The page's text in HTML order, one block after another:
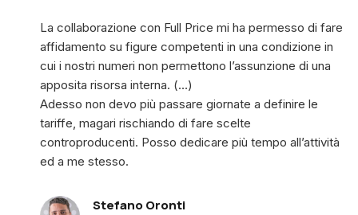
La collaborazione con Full Price mi ha permesso di fare
affidamento su figure competenti in una condizione in
cui i nostri numeri non permettono l’assunzione di una
apposita risorsa interna. (…)
Adesso non devo più passare giornate a definire le
tariffe, magari rischiando di fare scelte
controproducenti. Posso dedicare più tempo all’attività
ed a me stesso.
Stefano Oronti